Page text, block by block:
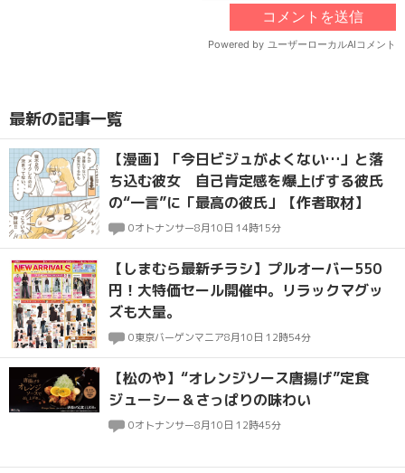
最新の記事一覧
【漫画】「今日ビジュがよくない…」と落
ち込む彼女 自己肯定感を爆上げする彼氏
の“一言”に「最高の彼氏」【作者取材】
0オトナンサー8月10日 14時15分
【しまむら最新チラシ】プルオーバー550
円！大特価セール開催中。リラックマグッ
ズも大量。
0東京バーゲンマニア8月10日 12時54分
【松のや】“オレンジソース唐揚げ”定食
ジューシー＆さっぱりの味わい
0オトナンサー8月10日 12時45分